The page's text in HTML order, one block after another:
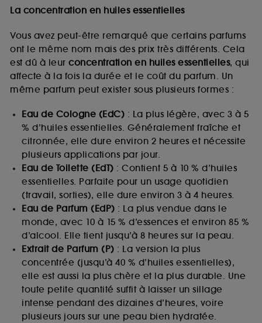
La concentration en huiles essentielles
Vous avez peut-être remarqué que certains parfums
ont le même nom mais des prix très différents. Cela
est dû à leur concentration en huiles essentielles, qui
affecte à la fois la durée et le coût du parfum. Un
même parfum peut exister sous plusieurs formes :
Eau de Cologne (EdC) : La plus légère, avec 3 à 5
% d’huiles essentielles. Généralement fraîche et
citronnée, elle dure environ 2 heures et nécessite
plusieurs applications par jour.
Eau de Toilette (EdT) : Contient 5 à 10 % d’huiles
essentielles. Parfaite pour un usage quotidien
(travail, sorties), elle dure environ 3 à 4 heures.
Eau de Parfum (EdP) : La plus vendue dans le
monde, avec 10 à 15 % d’essences et environ 85 %
d’alcool. Elle tient jusqu’à 8 heures sur la peau.
Extrait de Parfum (P) : La version la plus
concentrée (jusqu’à 40 % d’huiles essentielles),
elle est aussi la plus chère et la plus durable. Une
toute petite quantité suffit à laisser un sillage
intense pendant des dizaines d’heures, voire
plusieurs jours sur une peau bien hydratée.